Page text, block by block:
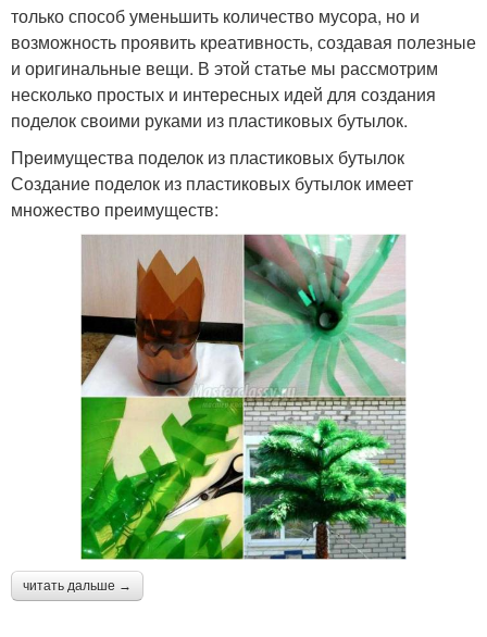
только способ уменьшить количество мусора, но и
возможность проявить креативность, создавая полезные
и оригинальные вещи. В этой статье мы рассмотрим
несколько простых и интересных идей для создания
поделок своими руками из пластиковых бутылок.
Преимущества поделок из пластиковых бутылок
Создание поделок из пластиковых бутылок имеет
множество преимуществ:
читать дальше →